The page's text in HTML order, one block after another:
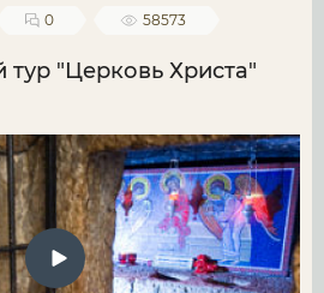
0 58573
тур "Церковь Христа"